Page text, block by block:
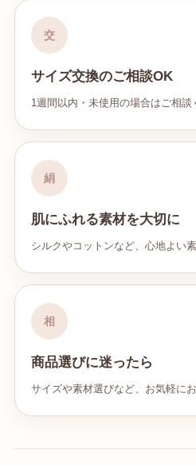
交
サイズ交換のご相談OK
1週間以内・未使用の場合はご相談
絹
肌にふれる素材を大切に
シルクやコットンなど、心地よい
相
商品選びに迷ったら
サイズや素材選びなど、お気軽に